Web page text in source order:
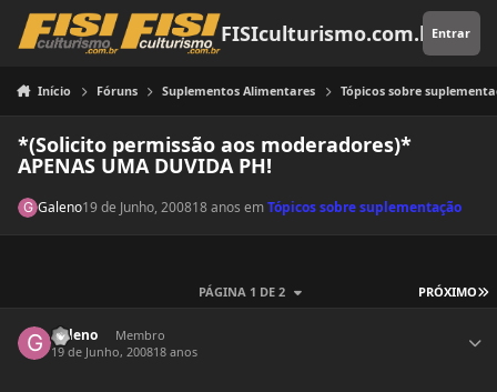
Pular para o conteúdo
FISIculturismo.com.brEntrar
Início Fóruns Suplementos Alimentares Tópicos sobre
*(Solicito permissão aos moderadores)*
APENAS UMA DUVIDA PH!
Galeno19 de Junho, 200818 anos emTópicos sobre suplementação
PRÓXIMO
PÁGINA 1 DE 2
Galeno
Membro
19 de Junho, 200818 anos